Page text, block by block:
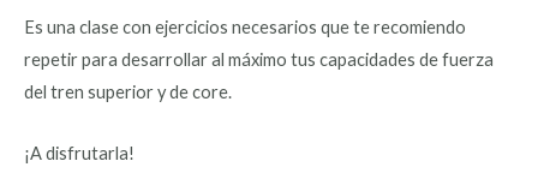
Es una clase con ejercicios necesarios que te recomiendo
repetir para desarrollar al máximo tus capacidades de fuerza
del tren superior y de core.
¡A disfrutarla!